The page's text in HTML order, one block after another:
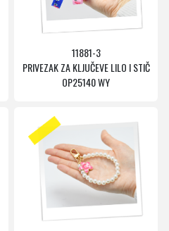
11881-3
PRIVEZAK ZA KLJUČEVE LILO I STIČ
OP25140 WY